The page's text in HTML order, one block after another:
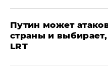
Путин может
страны и выбирает,
LRT